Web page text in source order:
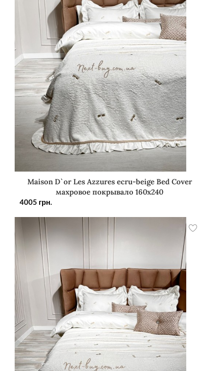
Maison D`or Les Azzures ecru-beige Bed Cover
махровое покрывало 160х240
4005 грн.